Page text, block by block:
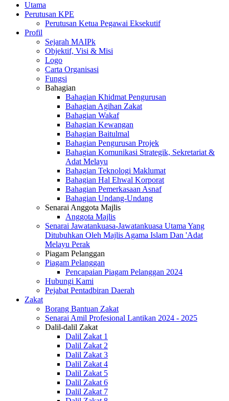
Utama
Perutusan KPE
Perutusan Ketua Pegawai Eksekutif
Profil
Sejarah MAIPk
Objektif, Visi & Misi
Logo
Carta Organisasi
Fungsi
Bahagian
Bahagian Khidmat Pengurusan
Bahagian Agihan Zakat
Bahagian Wakaf
Bahagian Kewangan
Bahagian Baitulmal
Bahagian Pengurusan Projek
Bahagian Komunikasi Strategik, Sekretariat &
Adat Melayu
Bahagian Teknologi Maklumat
Bahagian Hal Ehwal Korporat
Bahagian Pemerkasaan Asnaf
Bahagian Undang-Undang
Senarai Anggota Majlis
Anggota Majlis
Senarai Jawatankuasa-Jawatankuasa Utama Yang
Ditubuhkan Oleh Majlis Agama Islam Dan 'Adat
Melayu Perak
Piagam Pelanggan
Piagam Pelanggan
Pencapaian Piagam Pelanggan 2024
Hubungi Kami
Pejabat Pentadbiran Daerah
Zakat
Borang Bantuan Zakat
Senarai Amil Profesional Lantikan 2024 - 2025
Dalil-dalil Zakat
Dalil Zakat 1
Dalil Zakat 2
Dalil Zakat 3
Dalil Zakat 4
Dalil Zakat 5
Dalil Zakat 6
Dalil Zakat 7